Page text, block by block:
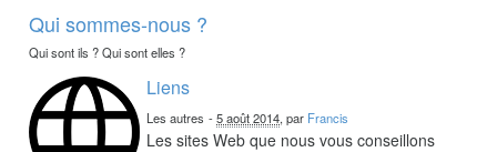
Qui sommes-nous ?
Qui sont ils ? Qui sont elles ?
Liens
Les autres -5 août 2014, par Francis
Les sites Web que nous vous conseillons